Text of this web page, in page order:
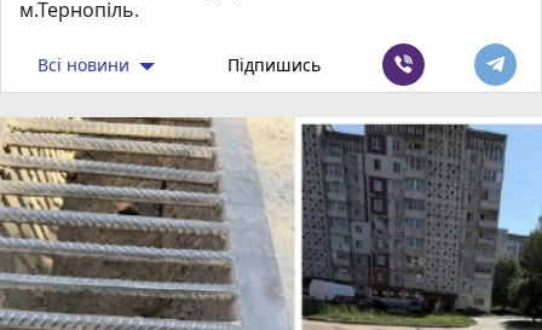
м.Тернопіль.
Всі новини Підпишись